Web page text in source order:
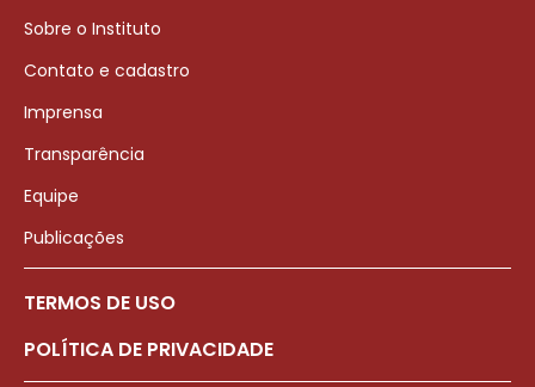
Sobre o Instituto
Contato e cadastro
Imprensa
Transparência
Equipe
Publicações
TERMOS DE USO
POLÍTICA DE PRIVACIDADE